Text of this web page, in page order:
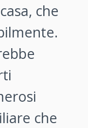
che
che